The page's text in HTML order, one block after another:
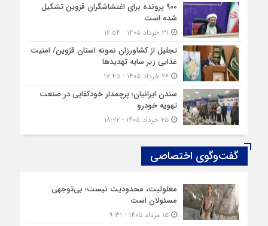
۹۰۰ پرونده برای اغتشاشگران قزوین تشکیل
شده است
تجلیل از کشاورزان نمونه استان قزوین/ امنیت
غذایی زیر سایه تهدیدها
۲۶ خرداد ۱۴۰۵ - ۱۷:۴۵
سندن ایرانیان؛ پرچمدار خودکفایی در صنعت
تهویه خودرو
۲۵ خرداد ۱۴۰۵ - ۱۸:۲۲
گفت‌وگوی اختصاصی
معلولیت، محدودیت نیست؛ بی‌توجهی
مسئولان است
۱۵ مرداد ۱۴۰۵ - ۹:۳۱